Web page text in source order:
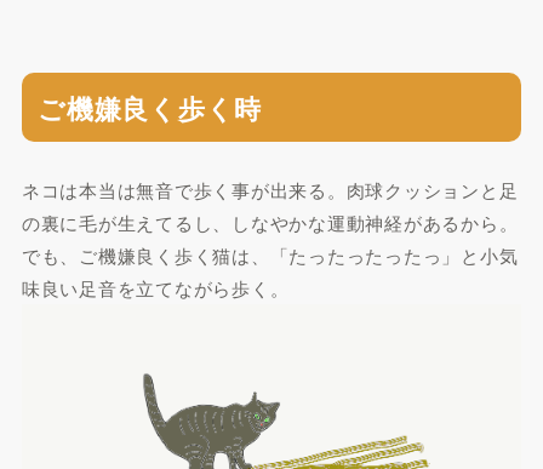
ご機嫌良く歩く時
ネコは本当は無音で歩く事が出来る。肉球クッションと足
の裏に毛が生えてるし、しなやかな運動神経があるから。
でも、ご機嫌良く歩く猫は、「たったったったっ」と小気
味良い足音を立てながら歩く。